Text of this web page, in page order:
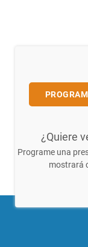
¿Quiere
Programe una
mostrará